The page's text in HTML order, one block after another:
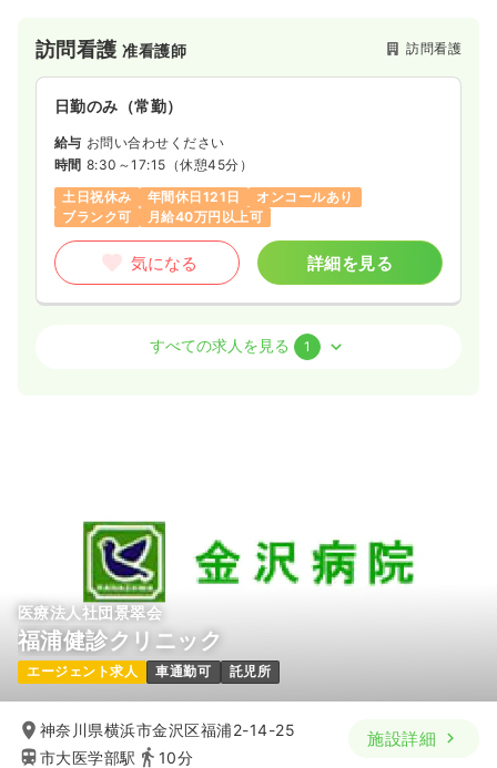
訪問看護准看護師 訪問看護
日勤のみ（常勤）
給与 お問い合わせください
時間 8:30～17:15 （休憩45分）
土日祝休み
年間休日121日
オンコールあり
ブランク可
月給40万円以上可
気になる 詳細を見る
准看護師 / 管理職
気になる 詳細を見る
すべての求人を見る 1
医療法人社団景翠会
福浦健診クリニック
エージェント求人 車通勤可 託児所
神奈川県横浜市金沢区福浦2-14-25
市大医学部駅
10分
施設詳細